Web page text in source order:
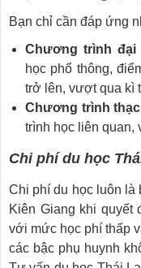
Bạn chỉ cần đáp ứng
Chương trình đại
học phổ thông,
trở lên, vượt qua kì
Chương trình
trình học liên quan,
Chi phí du học
Chi phí du học luôn
Kiên Giang khi quyết
với mức học phí thấp
các bậc phụ huynh